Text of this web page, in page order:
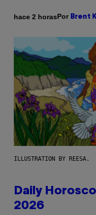
hace 2 horasPor Brent
ILLUSTRATION BY REESA.
Daily
2026